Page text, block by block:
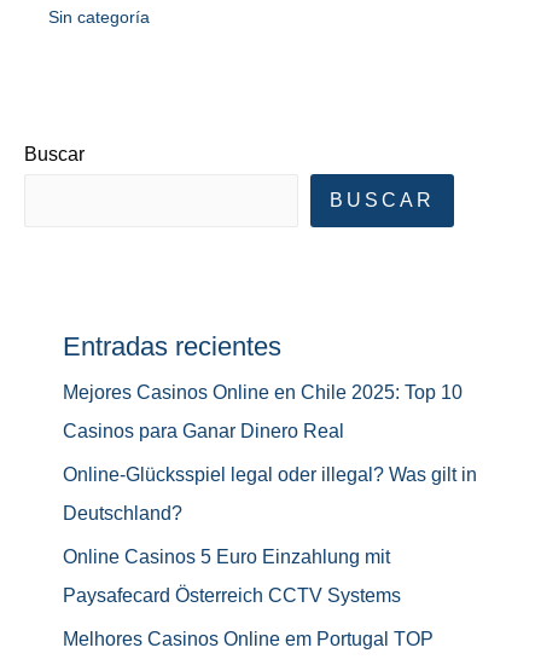
Sin categoría
Buscar
BUSCAR
Entradas recientes
Mejores Casinos Online en Chile 2025: Top 10
Casinos para Ganar Dinero Real
Online-Glücksspiel legal oder illegal? Was gilt in
Deutschland?
Online Casinos 5 Euro Einzahlung mit
Paysafecard Österreich CCTV Systems
Melhores Casinos Online em Portugal TOP